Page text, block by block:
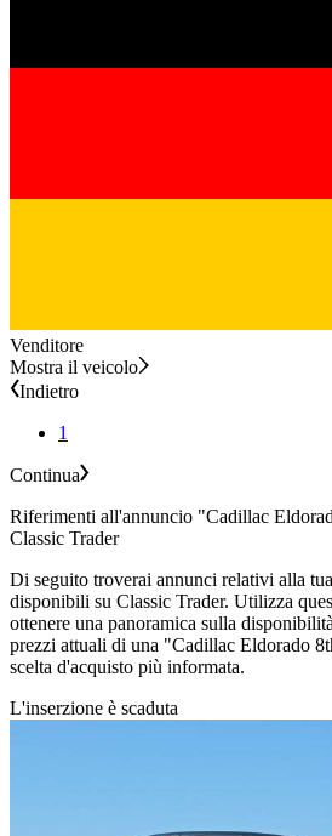
Venditore
Mostra il veicolo
Indietro
1
Continua
Riferimenti all'annuncio "Cadillac
Classic Trader
Di seguito troverai annunci relativi alla
disponibili su Classic Trader. Utilizza
ottenere una panoramica sulla
prezzi attuali di una "Cadillac Eldorado
scelta d'acquisto più informata.
L'inserzione è scaduta